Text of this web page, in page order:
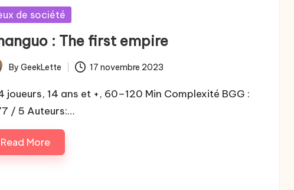
de société
: The first empire
By GeekLette 17 novembre 2023
joueurs, 14 ans et +, 60–120 Min Complexité BGG :
/ 5 Auteurs:…
Read More